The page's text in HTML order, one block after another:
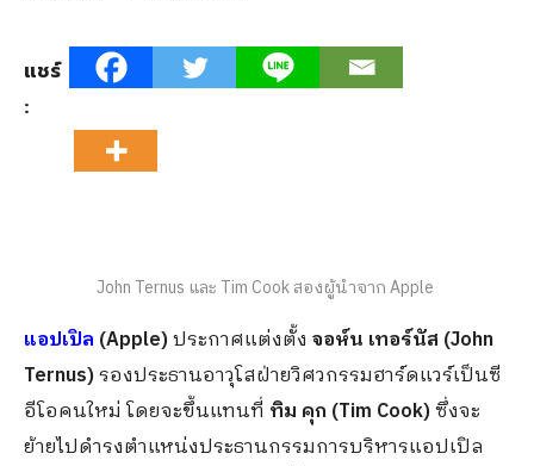
แชร์
:
John Ternus และ Tim Cook สองผู้นำจาก Apple
แอปเปิล (Apple)ประกาศแต่งตั้ง จอห์น เทอร์นัส (John
Ternus)รองประธานอาวุโสฝ่ายวิศวกรรมฮาร์ดแวร์เป็นซี
อีโอคนใหม่ โดยจะขึ้นแทนที่ ทิม คุก (Tim Cook)ซึ่งจะ
ย้ายไปดำรงตำแหน่งประธานกรรมการบริหารแอปเปิล